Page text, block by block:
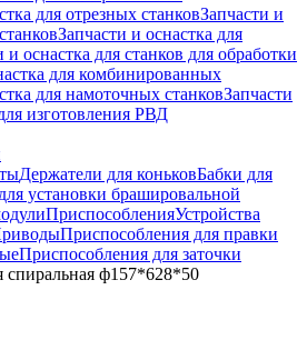
для отрезных станковЗапчасти и
Запчасти и оснастка для
и оснастка для станков для обработки
для комбинированных
для намоточных станковЗапчасти
изготовления РВД
Держатели для коньковБабки для
установки брашировальной
ПриспособленияУстройства
Приспособления для правки
Приспособления для заточки
ф157*628*50